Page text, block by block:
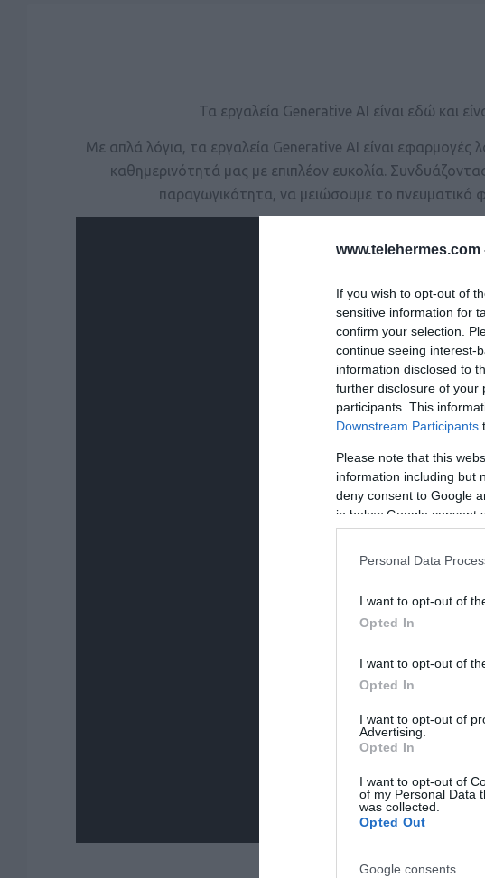
www.telehermes.com
If you wish to opt-out of
sensitive information for
confirm your selection.
continue seeing interest-
information disclosed to
further disclosure of your
participants. This
Downstream Participants
Please note that this
information including but
deny consent to Google
in below Google consent
Personal Data
I want to opt-out of
Opted In
I want to opt-out of
Opted In
I want to opt-out of
Advertising.
Opted In
I want to opt-out of
of my Personal Data
was collected.
Opted Out
Google consents
Τα εργαλεία Generative AI είναι εδώ και
Με απλά λόγια, τα εργαλεία Generative AI είναι
καθημερινότητά μας με επιπλέον ευκολία.
παραγωγικότητα, να μειώσουμε το πνευματικό